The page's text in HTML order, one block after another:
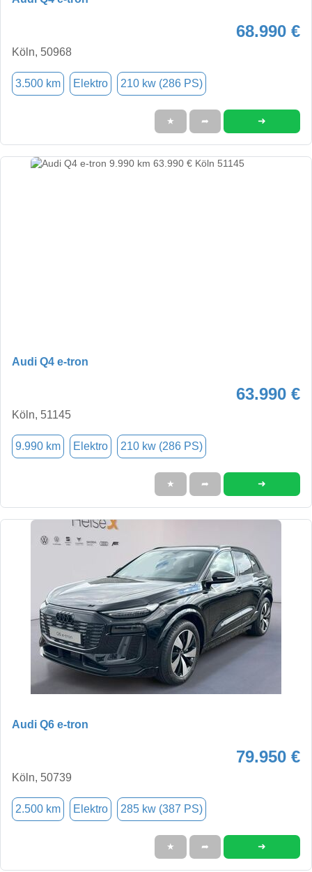
68.990 €
Köln, 50968
3.500 km Elektro 210 kw (286 PS)
★ ➦ ➜
Audi Q4 e-tron
63.990 €
Köln, 51145
9.990 km Elektro 210 kw (286 PS)
★ ➦ ➜
Audi Q6 e-tron
79.950 €
Köln, 50739
2.500 km Elektro 285 kw (387 PS)
★ ➦ ➜